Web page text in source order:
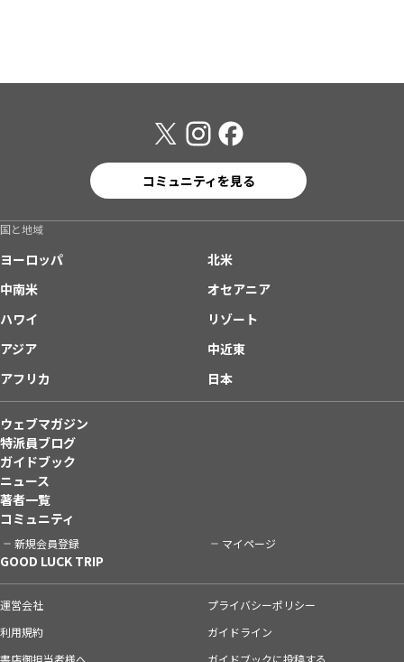
コミュニティを見る
国と地域
ヨーロッパ
北米
中南米
オセアニア
ハワイ
リゾート
アジア
中近東
アフリカ
日本
ウェブマガジン
特派員ブログ
ガイドブック
ニュース
著者一覧
コミュニティ
新規会員登録 マイページ
GOOD LUCK TRIP
運営会社
プライバシーポリシー
利用規約
ガイドライン
書店御担当者様へ
ガイドブックに投稿する